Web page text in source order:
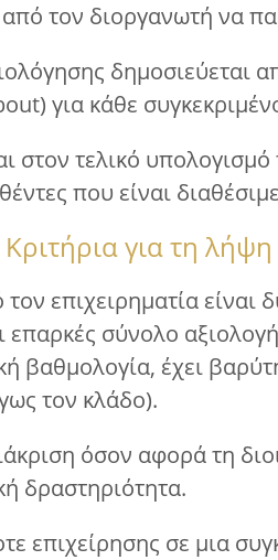
τον διοργανωτή να
δημοσιεύεται
για κάθε
στον τελικό
που είναι
για τη
επιχειρηματία
σύνολο
βαθμολογία, έχει
τον κλάδο).
όσον αφορά τη
δραστηριότητα.
επιχείρησης σε μια